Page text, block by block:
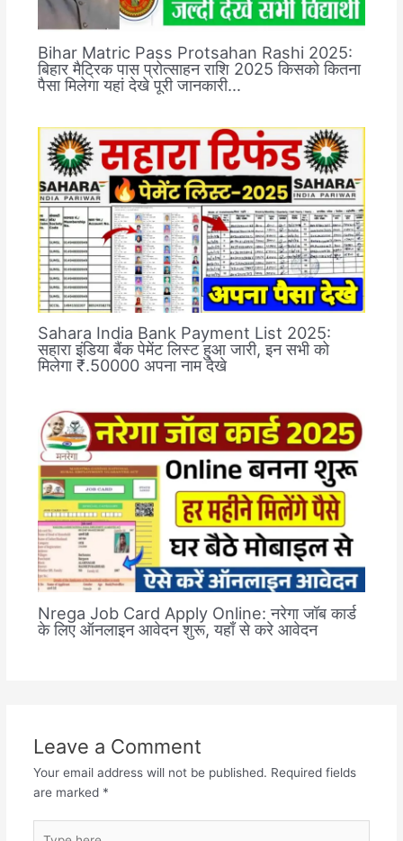
Bihar Matric Pass Protsahan Rashi 2025:
बिहार मैट्रिक पास प्रोत्साहन राशि 2025 किसको कितना
पैसा मिलेगा यहां देखे पूरी जानकारी…
Sahara India Bank Payment List 2025:
सहारा इंडिया बैंक पेमेंट लिस्ट हुआ जारी, इन सभी को
मिलेगा ₹.50000 अपना नाम देखे
Nrega Job Card Apply Online: नरेगा जॉब कार्ड
के लिए ऑनलाइन आवेदन शुरू, यहाँ से करे आवेदन
Leave a Comment
Your email address will not be published. Required fields
are marked *